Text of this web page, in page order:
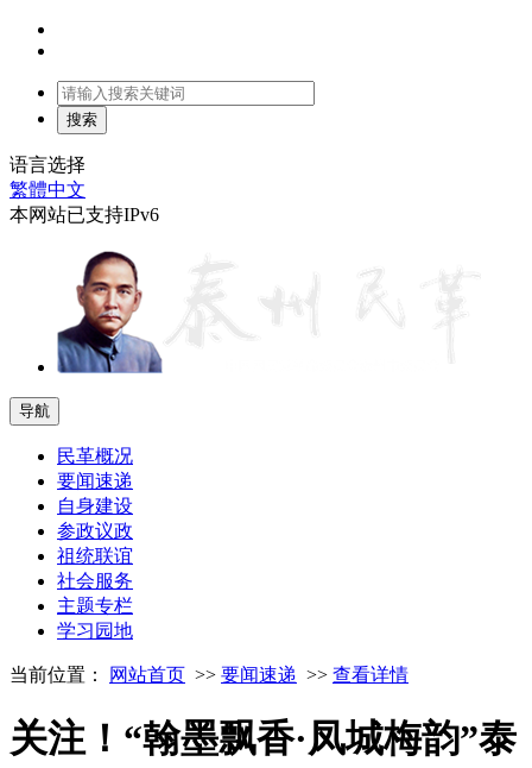
语言选择
繁體中文
本网站已支持IPv6
导航
民革概况
要闻速递
自身建设
参政议政
祖统联谊
社会服务
主题专栏
学习园地
当前位置： 网站首页 >> 要闻速递 >> 查看详情
关注！“翰墨飘香·凤城梅韵”泰